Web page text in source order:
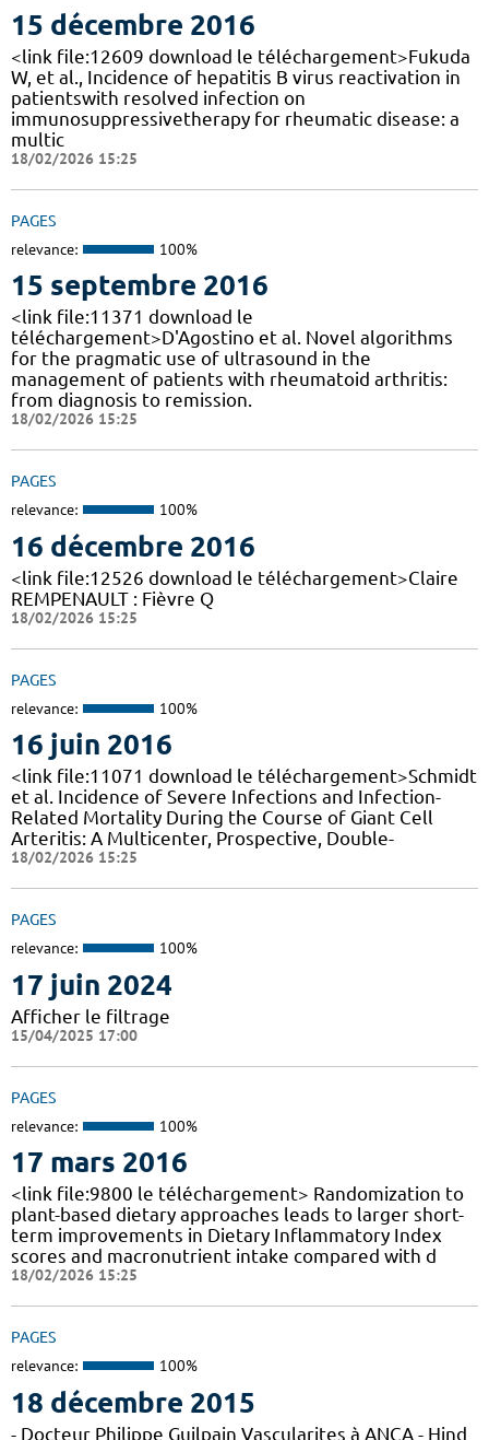
15 décembre 2016
<link file:12609 download le téléchargement>Fukuda
W, et al., Incidence of hepatitis B virus reactivation in
patientswith resolved infection on
immunosuppressivetherapy for rheumatic disease: a
multic
18/02/2026 15:25
PAGES
relevance: 100%
15 septembre 2016
<link file:11371 download le
téléchargement>D'Agostino et al. Novel algorithms
for the pragmatic use of ultrasound in the
management of patients with rheumatoid arthritis:
from diagnosis to remission.
18/02/2026 15:25
PAGES
relevance: 100%
16 décembre 2016
<link file:12526 download le téléchargement>Claire
REMPENAULT : Fièvre Q
18/02/2026 15:25
PAGES
relevance: 100%
16 juin 2016
<link file:11071 download le téléchargement>Schmidt
et al. Incidence of Severe Infections and Infection-
Related Mortality During the Course of Giant Cell
Arteritis: A Multicenter, Prospective, Double-
18/02/2026 15:25
PAGES
relevance: 100%
17 juin 2024
Afficher le filtrage
15/04/2025 17:00
PAGES
relevance: 100%
17 mars 2016
<link file:9800 le téléchargement> Randomization to
plant-based dietary approaches leads to larger short-
term improvements in Dietary Inflammatory Index
scores and macronutrient intake compared with d
18/02/2026 15:25
PAGES
relevance: 100%
18 décembre 2015
- Docteur Philippe Guilpain Vascularites à ANCA - Hind